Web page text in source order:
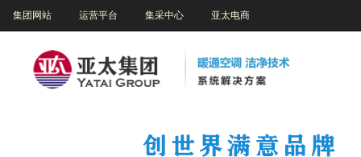
集团网站 运营平台 集采中心 亚太电商